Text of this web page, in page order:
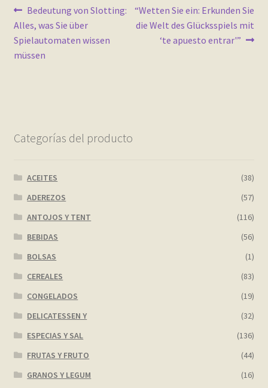
Home shop 2 – restaurant
Home shop 3 – organic
inicio
My account
Privacy Policy
Sample Page
Shop
Tienda
Navegación
de
entradas
Anterior:
Bedeutung von Slotting:
Alles, was Sie über
Spielautomaten wissen
müssen
Siguiente:
“Wetten Sie ein: Erkunden Sie
die Welt des Glücksspiels mit
‘te apuesto entrar'”
Categorías del producto
ACEITES
(38)
ADEREZOS
(57)
ANTOJOS Y TENT
(116)
BEBIDAS
(56)
BOLSAS
(1)
CEREALES
(83)
CONGELADOS
(19)
DELICATESSEN Y
(32)
ESPECIAS Y SAL
(136)
FRUTAS Y FRUTO
(44)
GRANOS Y LEGUM
(16)